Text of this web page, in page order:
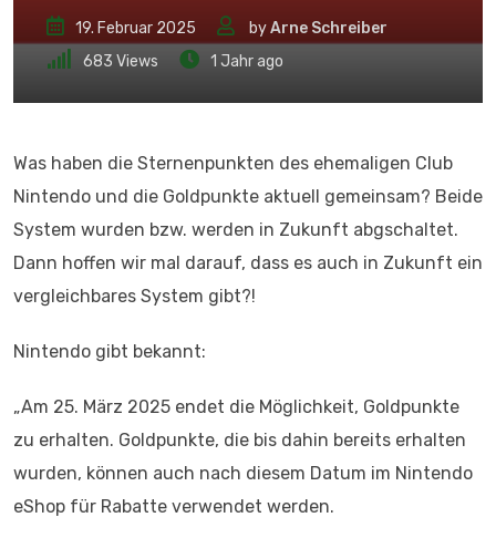
19. Februar 2025 byArne Schreiber
683 Views 1 Jahr ago
Was haben die Sternenpunkten des ehemaligen Club
Nintendo und die Goldpunkte aktuell gemeinsam? Beide
System wurden bzw. werden in Zukunft abgschaltet.
Dann hoffen wir mal darauf, dass es auch in Zukunft ein
vergleichbares System gibt?!
Nintendo gibt bekannt:
„Am 25. März 2025 endet die Möglichkeit, Goldpunkte
zu erhalten. Goldpunkte, die bis dahin bereits erhalten
wurden, können auch nach diesem Datum im Nintendo
eShop für Rabatte verwendet werden.